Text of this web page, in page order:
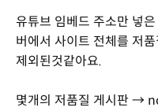
유튜브 임베드 주소만 넣
버에서 사이트 전체를 저
제외된것같아요.
몇개의 저품질 게시판 →